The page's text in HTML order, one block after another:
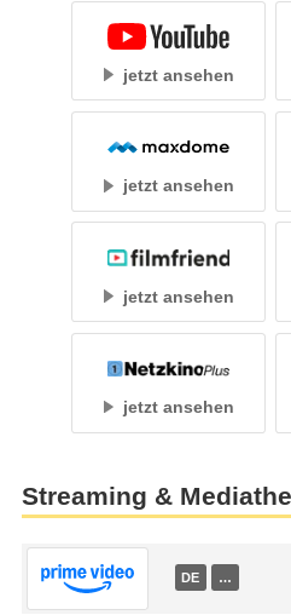
jetzt ansehen
jetzt ansehen
jetzt ansehen
jetzt ansehen
Streaming &
DE …